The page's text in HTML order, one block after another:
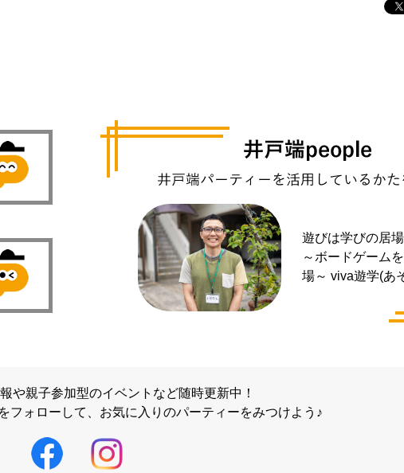
遊びは学びの居
～ボードゲーム
場～ viva遊学(あ
や親子参加型のイベントなど随時更新中！
フォローして、
お気に入りのパーティーをみつけよう♪